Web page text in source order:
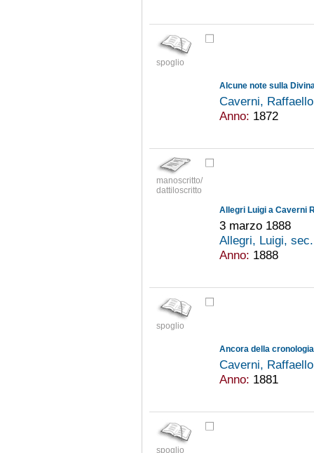
spoglio
Alcune note sulla
Caverni,
Anno: 1872
manoscritto/
dattiloscritto
Allegri Luigi a Caverni
3 marzo 1888
Allegri, Luigi,
Anno: 1888
spoglio
Ancora della
Caverni,
Anno: 1881
spoglio